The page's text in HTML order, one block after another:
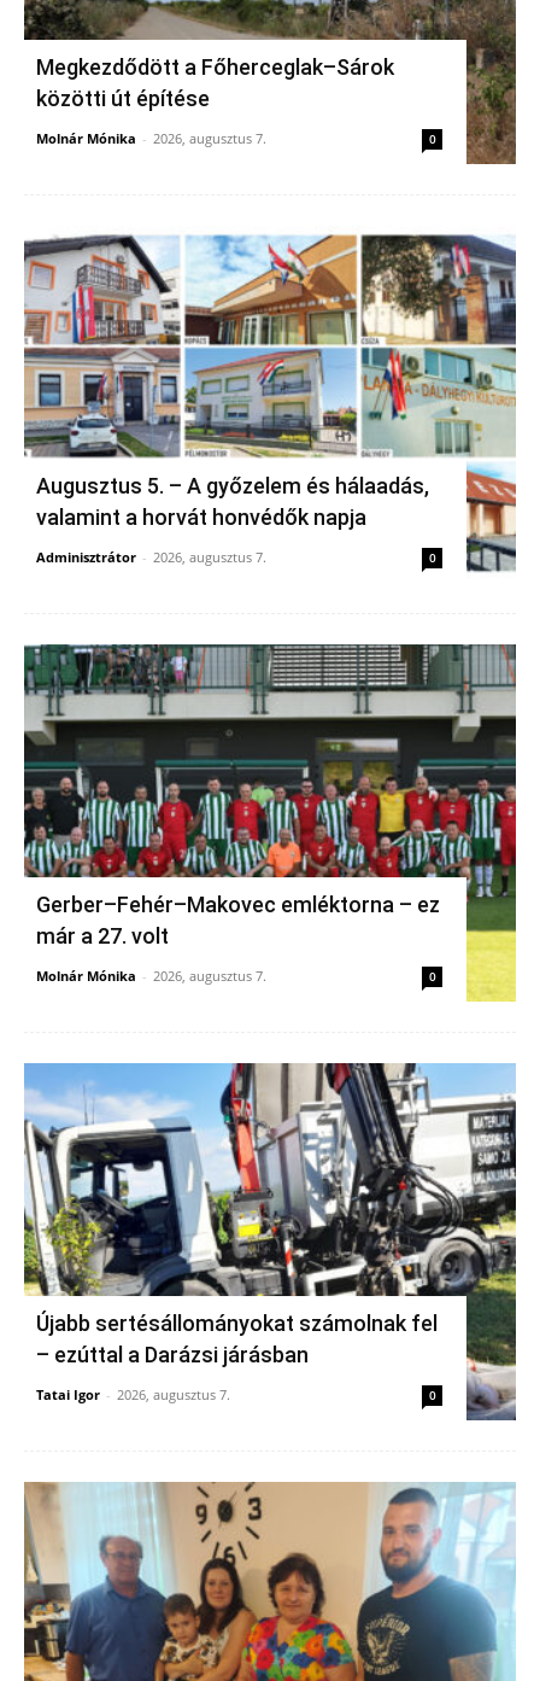
Megkezdődött a Főherceglak–Sárok
közötti út építése
Molnár Mónika - 2026, augusztus 7. 0
Augusztus 5. – A győzelem és hálaadás,
valamint a horvát honvédők napja
Adminisztrátor - 2026, augusztus 7. 0
Gerber–Fehér–Makovec emléktorna – ez
már a 27. volt
Molnár Mónika - 2026, augusztus 7. 0
Újabb sertésállományokat számolnak fel
– ezúttal a Darázsi járásban
Tatai Igor - 2026, augusztus 7. 0